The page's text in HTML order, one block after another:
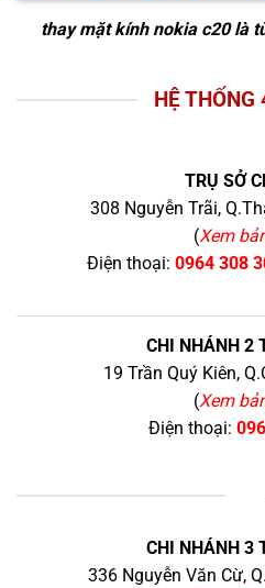
thay mặt kính nokia c20là
HỆ THỐNG
TRỤ SỞ
308 Nguyễn Trãi,
(Xem
Điện thoại: 0964 308
CHI NHÁNH 2
19 Trần Quý Kiên,
(Xem
Điện thoại:
CHI NHÁNH 3
336 Nguyễn Văn Cừ,